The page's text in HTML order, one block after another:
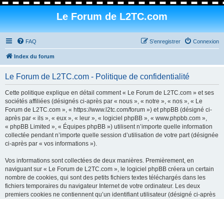
Le Forum de L2TC.com
FAQ Connexion
S’enregistrer
Index du forum
Le Forum de L2TC.com - Politique de confidentialité
Cette politique explique en détail comment « Le Forum de L2TC.com » et ses
sociétés affiliées (désignés ci-après par « nous », « notre », « nos », « Le
Forum de L2TC.com », « https://www.l2tc.com/forum ») et phpBB (désigné ci-
après par « ils », « eux », « leur », « logiciel phpBB », « www.phpbb.com »,
« phpBB Limited », « Équipes phpBB ») utilisent n’importe quelle information
collectée pendant n’importe quelle session d’utilisation de votre part (désignée
ci-après par « vos informations »).
Vos informations sont collectées de deux manières. Premièrement, en
naviguant sur « Le Forum de L2TC.com », le logiciel phpBB créera un certain
nombre de cookies, qui sont des petits fichiers textes téléchargés dans les
fichiers temporaires du navigateur Internet de votre ordinateur. Les deux
premiers cookies ne contiennent qu’un identifiant utilisateur (désigné ci-après